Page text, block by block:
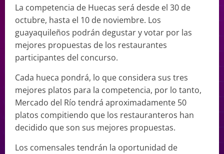
La competencia de Huecas será desde el 30 de
octubre, hasta el 10 de noviembre. Los
guayaquileños podrán degustar y votar por las
mejores propuestas de los restaurantes
participantes del concurso.
Cada hueca pondrá, lo que considera sus tres
mejores platos para la competencia, por lo tanto,
Mercado del Río tendrá aproximadamente 50
platos compitiendo que los restauranteros han
decidido que son sus mejores propuestas.
Los comensales tendrán la oportunidad de